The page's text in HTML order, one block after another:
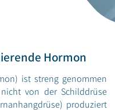
Hormon
ist streng genommen
von der Schilddrüse
produziert